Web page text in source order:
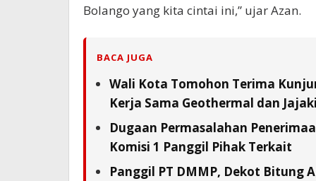
Bolango yang kita cintai ini,” ujar Azan.
BACA JUGA
Wali Kota Tomohon Terima
Kerja Sama Geothermal dan
Dugaan Permasalahan
Komisi 1 Panggil Pihak Terkait
Panggil PT DMMP, Dekot Bitung